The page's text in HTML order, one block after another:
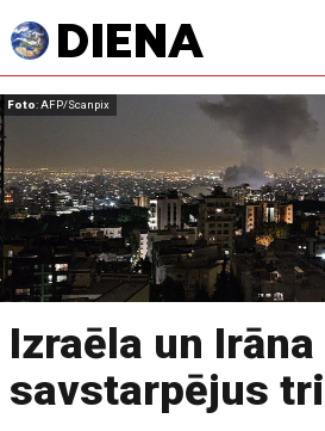
Foto: AFP/Scanpix
Izraēla un
savstarpējus